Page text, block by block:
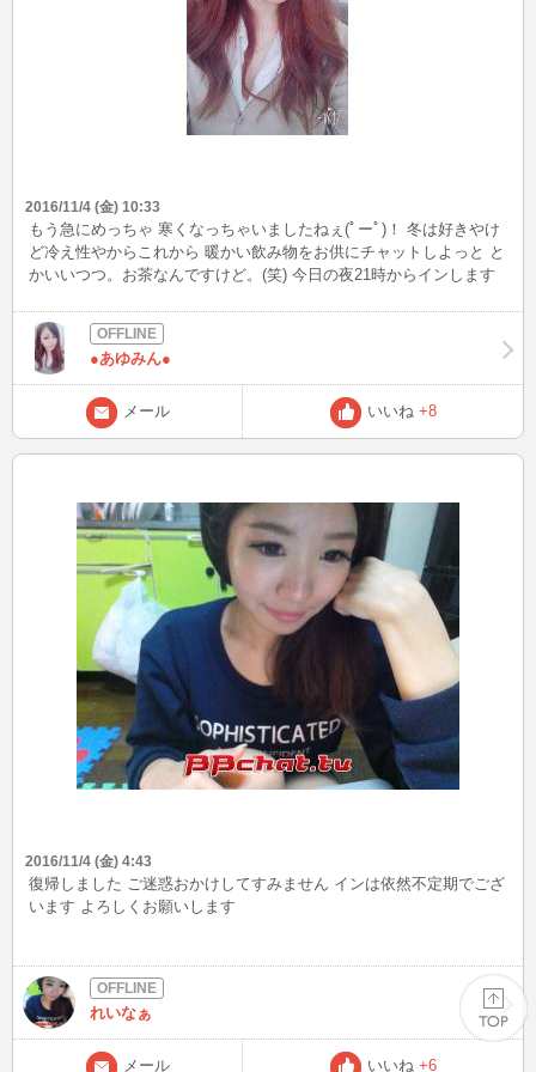
2016/11/4 (金) 10:33
もう急にめっちゃ 寒くなっちゃいましたねぇ(ﾟーﾟ)！ 冬は好きやけ
ど冷え性やからこれから 暖かい飲み物をお供にチャットしよっと と
かいいつつ。お茶なんですけど。(笑) 今日の夜21時からインします
ノ~~~♪ さて、艦これもおわったので ゴロゴロするかーっ！ 皆様お
仕事頑張ってください(*^^*)
●あゆみん●
メール いいね +8
2016/11/4 (金) 4:43
復帰しました ご迷惑おかけしてすみません インは依然不定期でござ
います よろしくお願いします
れいなぁ
メール いいね +6